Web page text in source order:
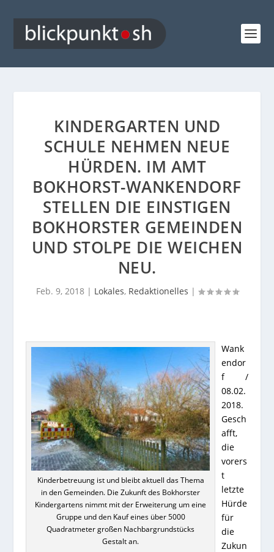
KINDERGARTEN UND
SCHULE NEHMEN NEUE
HÜRDEN. IM AMT
BOKHORST-WANKENDORF
STELLEN DIE EINSTIGEN
BOKHORSTER GEMEINDEN
UND STOLPE DIE WEICHEN
NEU.
Feb. 9, 2018| Lokales, Redaktionelles |
Kinderbetreuung ist und bleibt aktuell das Thema
in den Gemeinden. Die Zukunft des Bokhorster
Kindergartens nimmt mit der Erweiterung um eine
Gruppe und den Kauf eines über 5000
Quadratmeter großen Nachbargrundstücks
Gestalt an.
Wank
endor
f /
08.02.
2018.
Gesch
afft,
die
vorers
t
letzte
Hürde
für
die
Zukun